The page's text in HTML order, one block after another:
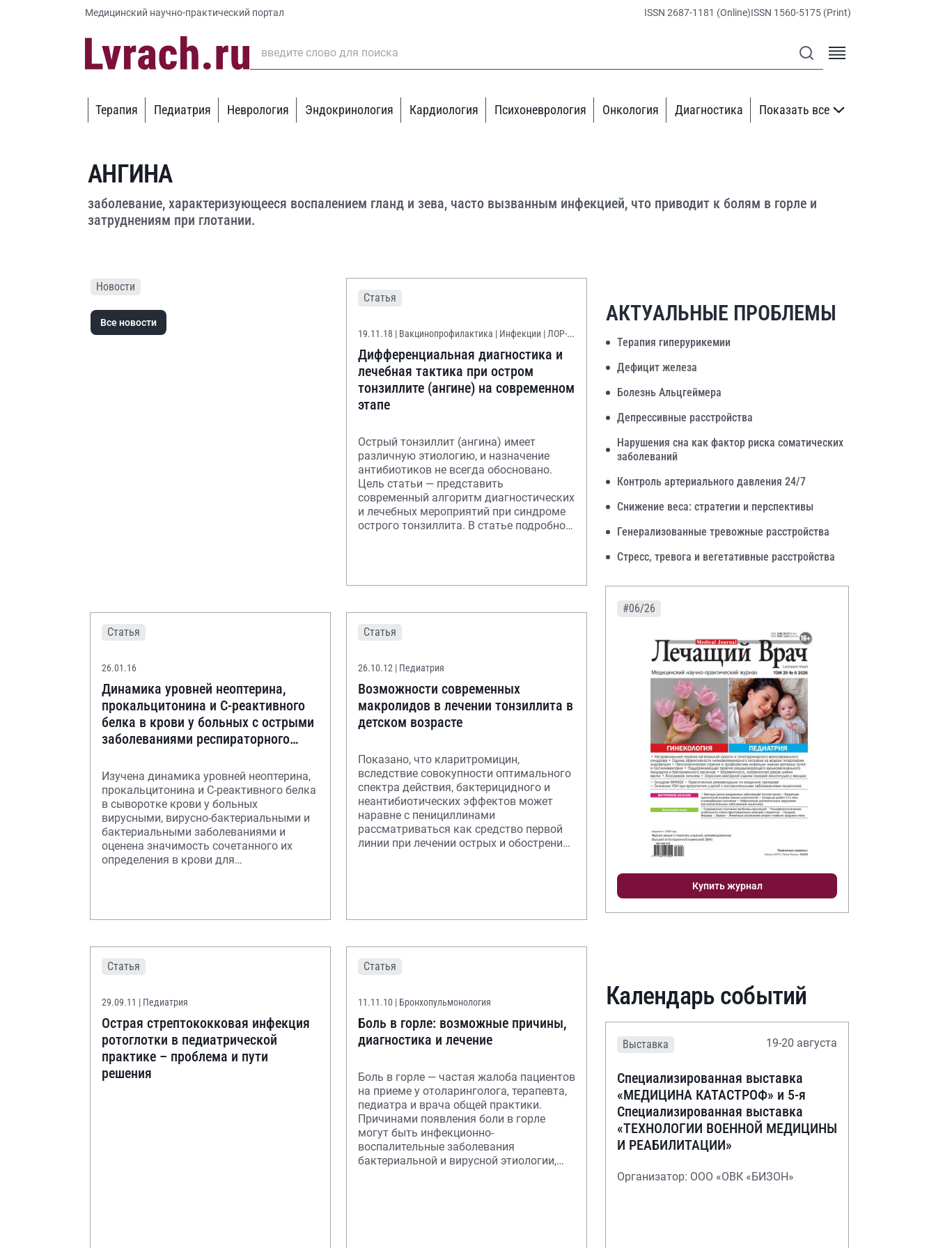
Медицинский научно-практический портал ISSN 2687-1181 (Online)ISSN 1560-5175 (Print)
Терапия Педиатрия Неврология Эндокринология Кардиология Психоневрология Онкология Диагностика Показать все
АНГИНА
заболевание, характеризующееся воспалением гланд и зева, часто вызванным инфекцией, что приводит к болям в горле и
затруднениям при глотании.
Новости
Все новости
Статья
19.11.18 | Вакцинопрофилактика | Инфекции | ЛОР-
патология
Дифференциальная диагностика и
лечебная тактика при остром
тонзиллите (ангине) на современном
этапе
Острый тонзиллит (ангина) имеет
различную этиологию, и назначение
антибиотиков не всегда обосновано.
Цель статьи — представить
современный алгоритм диагностических
и лечебных мероприятий при синдроме
острого тонзиллита. В статье подробно
Статья
26.01.16
Динамика уровней неоптерина,
прокальцитонина и С-реактивного
белка в крови у больных с острыми
заболеваниями респираторного
Изучена динамика уровней неоптерина,
прокальцитонина и С-реактивного белка
в сыворотке крови у больных
вирусными, вирусно-бактериальными и
бактериальными заболеваниями и
оценена значимость сочетанного их
определения в крови для
Статья
26.10.12 | Педиатрия
Возможности современных
макролидов в лечении тонзиллита в
детском возрасте
Показано, что кларитромицин,
вследствие совокупности оптимального
спектра действия, бактерицидного и
неантибиотических эффектов может
наравне с пенициллинами
рассматриваться как средство первой
линии при лечении острых и обострения
Статья
29.09.11 | Педиатрия
Острая стрептококковая инфекция
ротоглотки в педиатрической
практике – проблема и пути
решения
Статья
11.11.10 | Бронхопульмонология
Боль в горле: возможные причины,
диагностика и лечение
Боль в горле — частая жалоба пациентов
на приеме у отоларинголога, терапевта,
педиатра и врача общей практики.
Причинами появления боли в горле
могут быть инфекционно-
воспалительные заболевания
бактериальной и вирусной этиологии,
АКТУАЛЬНЫЕ ПРОБЛЕМЫ
Терапия гиперурикемии
Дефицит железа
Болезнь Альцгеймера
Депрессивные расстройства
Нарушения сна как фактор риска соматических
заболеваний
Контроль артериального давления 24/7
Снижение веса: стратегии и перспективы
Генерализованные тревожные расстройства
Стресс, тревога и вегетативные расстройства
#06/26
Купить журнал
Календарь событий
Выставка 19-20 августа
Специализированная выставка
«МЕДИЦИНА КАТАСТРОФ» и 5-я
Специализированная выставка
«ТЕХНОЛОГИИ ВОЕННОЙ МЕДИЦИНЫ
И РЕАБИЛИТАЦИИ»
Организатор: ООО «ОВК «БИЗОН»